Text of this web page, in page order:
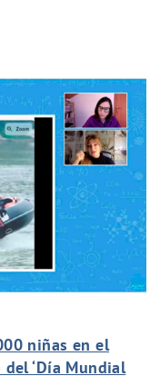
niñas en el
‘Día Mundial